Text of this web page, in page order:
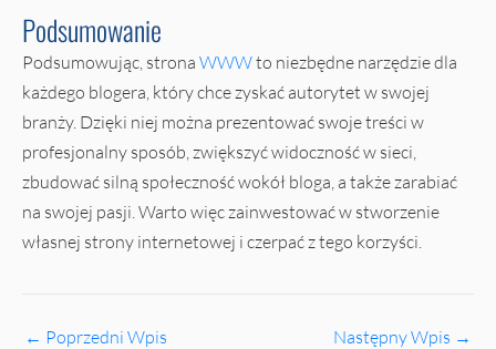
Podsumowanie
Podsumowując, strona WWWto niezbędne narzędzie dla
każdego blogera, który chce zyskać autorytet w swojej
branży. Dzięki niej można prezentować swoje treści w
profesjonalny sposób, zwiększyć widoczność w sieci,
zbudować silną społeczność wokół bloga, a także zarabiać
na swojej pasji. Warto więc zainwestować w stworzenie
własnej strony internetowej i czerpać z tego korzyści.
← Poprzedni Wpis Następny Wpis →